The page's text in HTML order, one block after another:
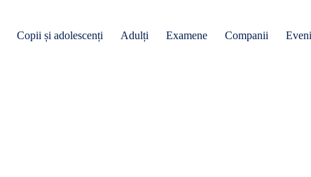
Copii și adolescenți Adulți Examene Companii